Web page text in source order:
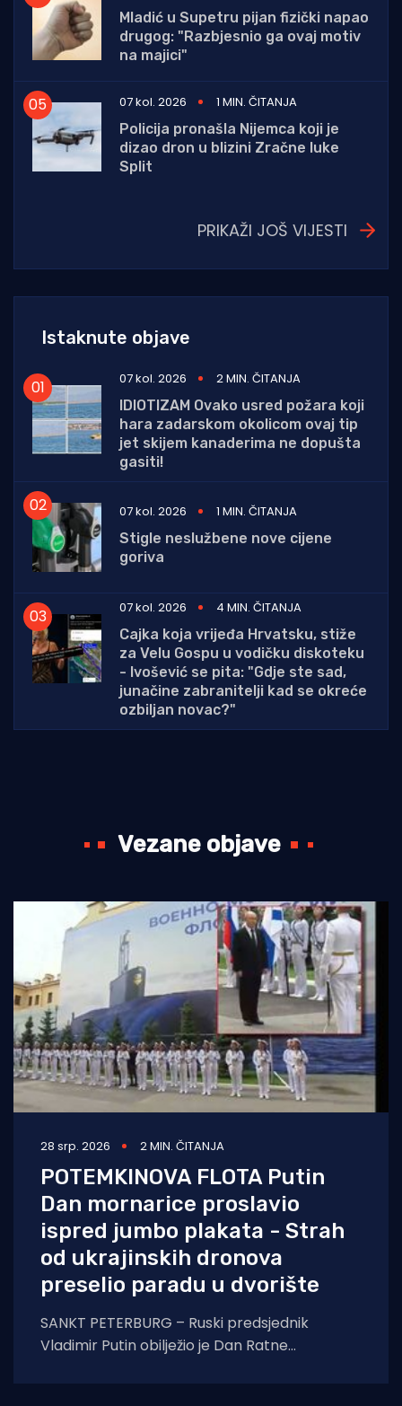
Mladić u Supetru pijan fizički napao
drugog: "Razbjesnio ga ovaj motiv
na majici"
07 kol. 2026
1 MIN. ČITANJA
Policija pronašla Nijemca koji je
dizao dron u blizini Zračne luke
Split
PRIKAŽI JOŠ VIJESTI
Istaknute objave
07 kol. 2026
2 MIN. ČITANJA
IDIOTIZAM Ovako usred požara koji
hara zadarskom okolicom ovaj tip
jet skijem kanaderima ne dopušta
gasiti!
07 kol. 2026
1 MIN. ČITANJA
Stigle neslužbene nove cijene
goriva
07 kol. 2026
4 MIN. ČITANJA
Cajka koja vrijeđa Hrvatsku, stiže
za Velu Gospu u vodičku diskoteku
- Ivošević se pita: "Gdje ste sad,
junačine zabranitelji kad se okreće
ozbiljan novac?"
Vezane objave
28 srp. 2026 2 MIN. ČITANJA
POTEMKINOVA FLOTA Putin
Dan mornarice proslavio
ispred jumbo plakata - Strah
od ukrajinskih dronova
preselio paradu u dvorište
SANKT PETERBURG – Ruski predsjednik
Vladimir Putin obilježio je Dan Ratne